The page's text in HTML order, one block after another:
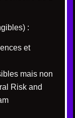
:
et
mais non
Risk and